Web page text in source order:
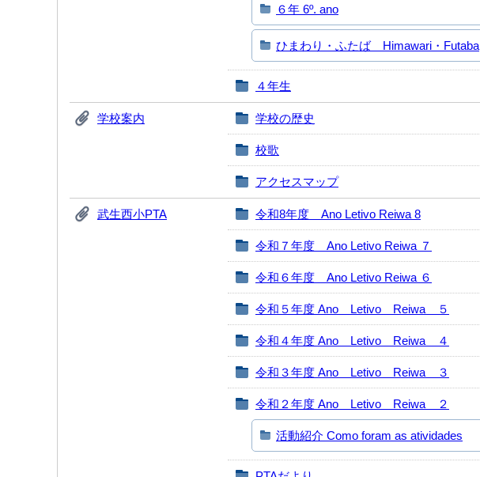
６年 6º. ano
ひまわり・ふたば Himawari・Futaba
４年生
学校案内 学校の歴史
校歌
アクセスマップ
武生西小PTA 令和8年度 Ano Letivo Reiwa 8
令和７年度 Ano Letivo Reiwa ７
令和６年度 Ano Letivo Reiwa ６
令和５年度 Ano Letivo Reiwa ５
令和４年度 Ano Letivo Reiwa ４
令和３年度 Ano Letivo Reiwa ３
令和２年度 Ano Letivo Reiwa ２
活動紹介 Como foram as atividades